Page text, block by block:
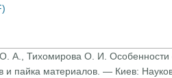
А., Тихомирова О. И.
и пайка материалов. — Киев: